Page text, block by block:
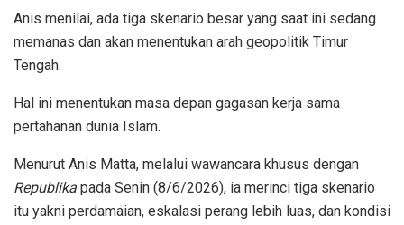
Anis menilai, ada tiga skenario besar yang saat ini sedang
memanas dan akan menentukan arah geopolitik Timur
Tengah.
Hal ini menentukan masa depan gagasan kerja sama
pertahanan dunia Islam.
Menurut Anis Matta, melalui wawancara khusus dengan
Republika pada Senin (8/6/2026), ia merinci tiga skenario
itu yakni perdamaian, eskalasi perang lebih luas, dan kondisi